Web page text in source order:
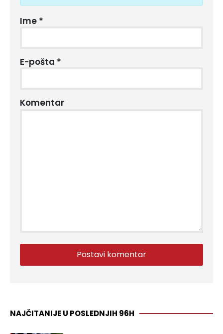
Ime *
E-pošta *
Komentar
NAJČITANIJE U POSLEDNJIH 96H